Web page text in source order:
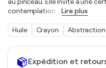
Expédition et
contemplation.
Lire plus
Huile Crayon Abstraction